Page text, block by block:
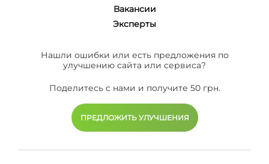
Вакансии
Эксперты
Нашли ошибки или есть предложения по
улучшению сайта или сервиса?
Поделитесь с нами и получите 50 грн.
ПРЕДЛОЖИТЬ УЛУЧШЕНИЯ